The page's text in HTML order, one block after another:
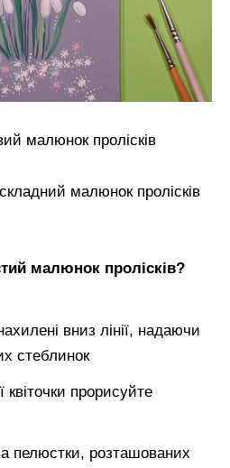
малюнок пролісків
малюнок пролісків
малюнок пролісків?
вниз лінії, надаючи
стеблинок
квіточки прорисуйте
пелюстки, розташованих